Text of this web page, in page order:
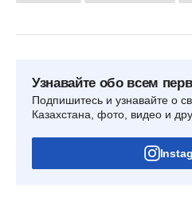
Узнавайте обо всем
Подпишитесь и узнавайте о
Казахстана, фото, видео и